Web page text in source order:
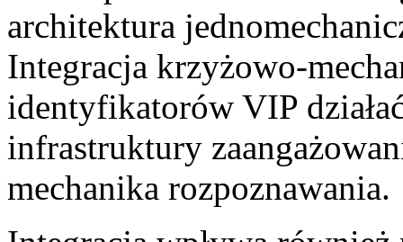
architektura
Integracja krzyżowo-
identyfikatorów VIP
infrastruktury
mechanika rozpoznawania.